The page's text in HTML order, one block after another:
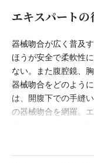
エキスパートの
器械吻合が広く普及
ほうが安全で柔軟性
ない。また腹腔鏡、
器械吻合をどのよう
は、開腹下での手縫
の器械吻合を網羅。
合を行っているかを